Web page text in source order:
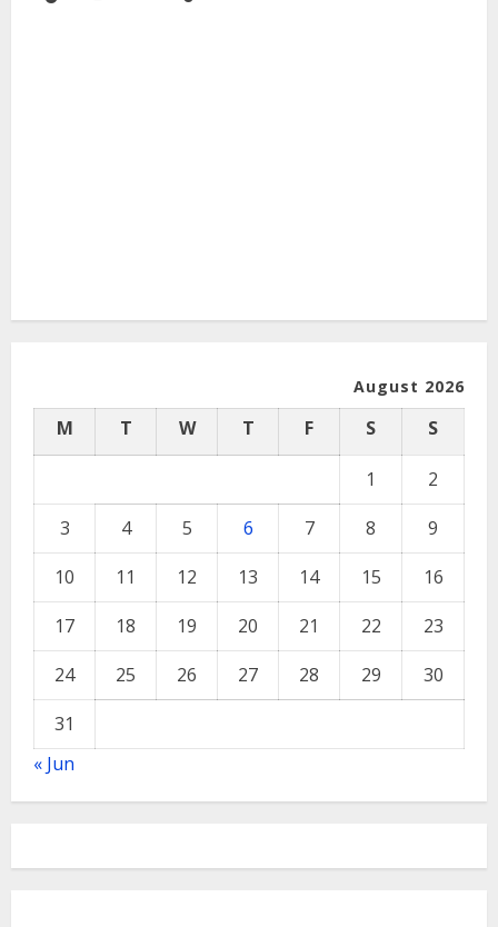
August 2026
M T W T F S S
1
2
3
4 5 6 7 8
9
10
11 12 13 14 15
16
17
18 19 20 21 22
23
24
25 26 27 28 29
30
31
« Jun